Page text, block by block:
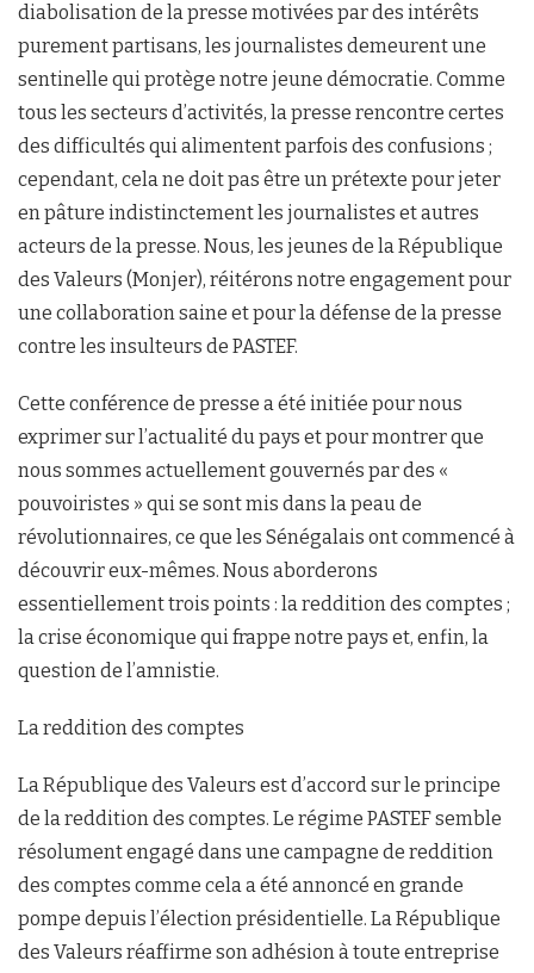
diabolisation de la presse motivées par des intérêts
purement partisans, les journalistes demeurent une
sentinelle qui protège notre jeune démocratie. Comme
tous les secteurs d’activités, la presse rencontre certes
des difficultés qui alimentent parfois des confusions ;
cependant, cela ne doit pas être un prétexte pour jeter
en pâture indistinctement les journalistes et autres
acteurs de la presse. Nous, les jeunes de la République
des Valeurs (Monjer), réitérons notre engagement pour
une collaboration saine et pour la défense de la presse
contre les insulteurs de PASTEF.
Cette conférence de presse a été initiée pour nous
exprimer sur l’actualité du pays et pour montrer que
nous sommes actuellement gouvernés par des «
pouvoiristes » qui se sont mis dans la peau de
révolutionnaires, ce que les Sénégalais ont commencé à
découvrir eux-mêmes. Nous aborderons
essentiellement trois points : la reddition des comptes ;
la crise économique qui frappe notre pays et, enfin, la
question de l’amnistie.
La reddition des comptes
La République des Valeurs est d’accord sur le principe
de la reddition des comptes. Le régime PASTEF semble
résolument engagé dans une campagne de reddition
des comptes comme cela a été annoncé en grande
pompe depuis l’élection présidentielle. La République
des Valeurs réaffirme son adhésion à toute entreprise